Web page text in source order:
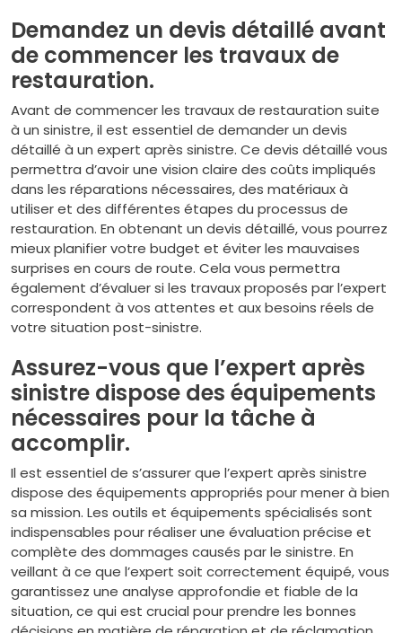
Demandez un devis détaillé avant
de commencer les travaux de
restauration.
Avant de commencer les travaux de restauration suite
à un sinistre, il est essentiel de demander un devis
détaillé à un expert après sinistre. Ce devis détaillé vous
permettra d’avoir une vision claire des coûts impliqués
dans les réparations nécessaires, des matériaux à
utiliser et des différentes étapes du processus de
restauration. En obtenant un devis détaillé, vous pourrez
mieux planifier votre budget et éviter les mauvaises
surprises en cours de route. Cela vous permettra
également d’évaluer si les travaux proposés par l’expert
correspondent à vos attentes et aux besoins réels de
votre situation post-sinistre.
Assurez-vous que l’expert après
sinistre dispose des équipements
nécessaires pour la tâche à
accomplir.
Il est essentiel de s’assurer que l’expert après sinistre
dispose des équipements appropriés pour mener à bien
sa mission. Les outils et équipements spécialisés sont
indispensables pour réaliser une évaluation précise et
complète des dommages causés par le sinistre. En
veillant à ce que l’expert soit correctement équipé, vous
garantissez une analyse approfondie et fiable de la
situation, ce qui est crucial pour prendre les bonnes